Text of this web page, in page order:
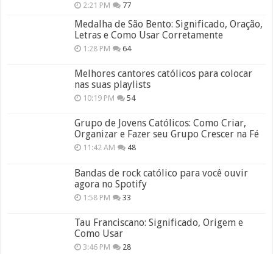
2:21 PM 77
Medalha de São Bento: Significado, Oração,
Letras e Como Usar Corretamente
1:28 PM 64
Melhores cantores católicos para colocar
nas suas playlists
10:19 PM 54
Grupo de Jovens Católicos: Como Criar,
Organizar e Fazer seu Grupo Crescer na Fé
11:42 AM 48
Bandas de rock católico para você ouvir
agora no Spotify
1:58 PM 33
Tau Franciscano: Significado, Origem e
Como Usar
3:46 PM 28